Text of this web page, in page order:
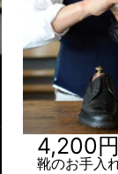
靴のお手入
4,200円